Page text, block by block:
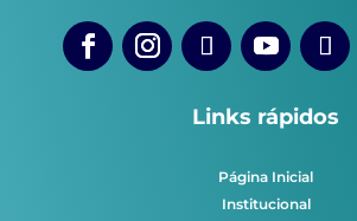
Links rápidos
Página Inicial
Institucional